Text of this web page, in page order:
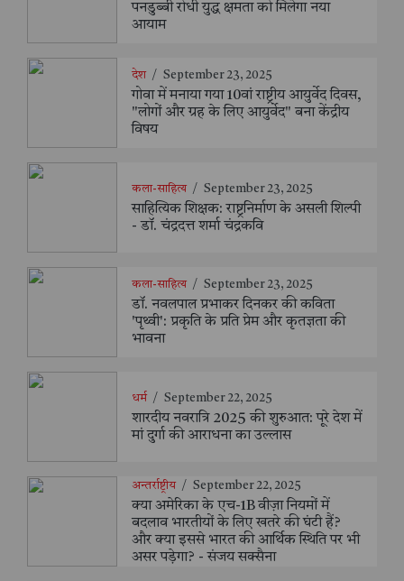
पनडुब्बी रोधी युद्ध क्षमता को मिलेगा नया
आयाम
देश / September 23, 2025
गोवा में मनाया गया 10वां राष्ट्रीय आयुर्वेद दिवस,
"लोगों और ग्रह के लिए आयुर्वेद" बना केंद्रीय
विषय
कला-साहित्य / September 23, 2025
साहित्यिक शिक्षक: राष्ट्रनिर्माण के असली शिल्पी
- डॉ. चंद्रदत्त शर्मा चंद्रकवि
कला-साहित्य / September 23, 2025
डॉ. नवलपाल प्रभाकर दिनकर की कविता
'पृथ्वी': प्रकृति के प्रति प्रेम और कृतज्ञता की
भावना
धर्म / September 22, 2025
शारदीय नवरात्रि 2025 की शुरुआत: पूरे देश में
मां दुर्गा की आराधना का उल्लास
अन्तर्राष्ट्रीय / September 22, 2025
क्या अमेरिका के एच-1B वीज़ा नियमों में
बदलाव भारतीयों के लिए खतरे की घंटी हैं?
और क्या इससे भारत की आर्थिक स्थिति पर भी
असर पड़ेगा? - संजय सक्सैना